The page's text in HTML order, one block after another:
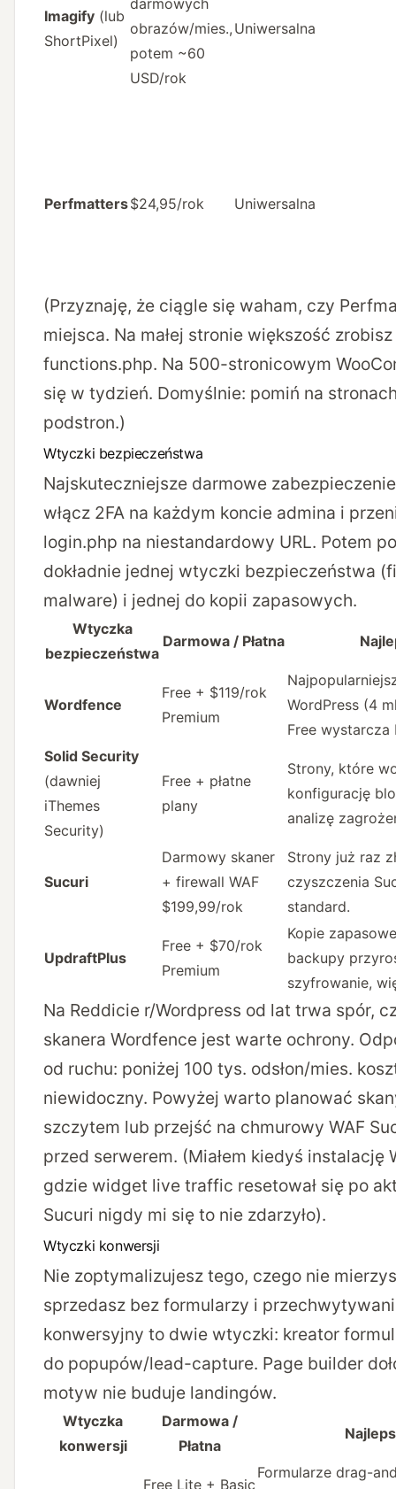
Imagify (lub
ShortPixel)
darmowych
obrazów/mies.,
potem ~60
USD/rok
Uniwersalna
Perfmatters$24,95/rok Uniwersalna
(Przyznaję, że ciągle się waham, czy
miejsca. Na małej stronie większość
functions.php. Na 500-stronicowym
się w tydzień. Domyślnie: pomiń na
podstron.)
Wtyczki bezpieczeństwa
Najskuteczniejsze darmowe
włącz 2FA na każdym koncie admina i
login.php na niestandardowy URL. Potem
dokładnie jednej wtyczki bezpieczeństwa
malware) i jednej do kopii zapasowych.
Wtyczka
bezpieczeństwa
Darmowa / Płatna
Wordfence
Free + $119/rok
Premium
WordPress (4
Free wystarcza
Solid Security
(dawniej
iThemes
Security)
Free + płatne
plany
Strony, które
konfigurację
analizę
Sucuri
Darmowy skaner
+ firewall WAF
$199,99/rok
Strony już raz
czyszczenia
standard.
UpdraftPlus
Free + $70/rok
Premium
Kopie
backupy
szyfrowanie,
Na Reddicie r/Wordpress od lat trwa spór,
skanera Wordfence jest warte ochrony.
od ruchu: poniżej 100 tys. odsłon/mies.
niewidoczny. Powyżej warto planować
szczytem lub przejść na chmurowy WAF
przed serwerem. (Miałem kiedyś instalację
gdzie widget live traffic resetował się po
Sucuri nigdy mi się to nie zdarzyło).
Wtyczki konwersji
Nie zoptymalizujesz tego, czego nie
sprzedasz bez formularzy i
konwersyjny to dwie wtyczki: kreator
do popupów/lead-capture. Page builder
motyw nie buduje landingów.
Wtyczka
konwersji
Darmowa /
Płatna
Free Lite + Basic
Formularze drag-